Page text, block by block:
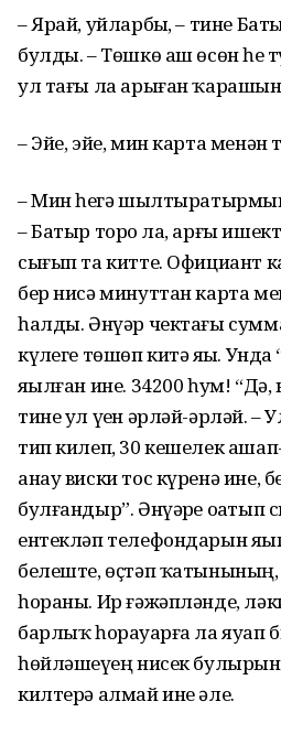
– Ярай, уйларбыҙ, – тине
булды. – Төшкө аш өсөн һеҙ
ул тағы ла арыған ҡарашын
– Эйе, эйе, мин карта менән
– Мин һеҙгә
– Батыр торҙо ла, арғы
сығып та китте. Официант
бер нисә минуттан карта
һалды. Әнүәр чектағы
күҙлеге төшөп китә яҙҙы.
яҙылған ине. 34200 һум!
тине ул үҙен әрләй-әрләй.
тип килеп, 30 кешелек
анау виски тос күренә ине,
булғандыр”. Әнүәрҙе
ентекләп телефондарын
белеште, өҫтәп
һораны. Ир ғәжәпләнде,
барлыҡ һорауҙарға ла яуап
һөйләшеүҙең нисек
килтерә алмай ине әле.